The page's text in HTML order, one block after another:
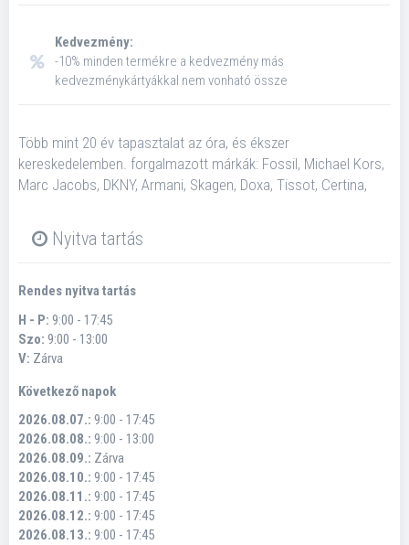
Kedvezmény:
-10% minden termékre a kedvezmény más
kedvezménykártyákkal nem vonható össze
Több mint 20 év tapasztalat az óra, és ékszer
kereskedelemben. forgalmazott márkák: Fossil, Michael Kors,
Marc Jacobs, DKNY, Armani, Skagen, Doxa, Tissot, Certina,
Nyitva tartás
Rendes nyitva tartás
H - P: 9:00 - 17:45
Szo: 9:00 - 13:00
V: Zárva
Következő napok
2026.08.07.: 9:00 - 17:45
2026.08.08.: 9:00 - 13:00
2026.08.09.: Zárva
2026.08.10.: 9:00 - 17:45
2026.08.11.: 9:00 - 17:45
2026.08.12.: 9:00 - 17:45
2026.08.13.: 9:00 - 17:45